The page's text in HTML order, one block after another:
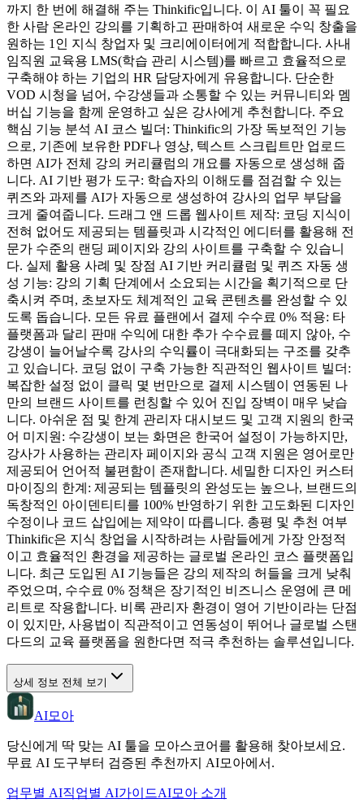
까지 한 번에 해결해 주는 Thinkific입니다. 이 AI 툴이 꼭 필요
한 사람 온라인 강의를 기획하고 판매하여 새로운 수익 창출을
원하는 1인 지식 창업자 및 크리에이터에게 적합합니다. 사내
임직원 교육용 LMS(학습 관리 시스템)를 빠르고 효율적으로
구축해야 하는 기업의 HR 담당자에게 유용합니다. 단순한
VOD 시청을 넘어, 수강생들과 소통할 수 있는 커뮤니티와 멤
버십 기능을 함께 운영하고 싶은 강사에게 추천합니다. 주요
핵심 기능 분석 AI 코스 빌더: Thinkific의 가장 독보적인 기능
으로, 기존에 보유한 PDF나 영상, 텍스트 스크립트만 업로드
하면 AI가 전체 강의 커리큘럼의 개요를 자동으로 생성해 줍
니다. AI 기반 평가 도구: 학습자의 이해도를 점검할 수 있는
퀴즈와 과제를 AI가 자동으로 생성하여 강사의 업무 부담을
크게 줄여줍니다. 드래그 앤 드롭 웹사이트 제작: 코딩 지식이
전혀 없어도 제공되는 템플릿과 시각적인 에디터를 활용해 전
문가 수준의 랜딩 페이지와 강의 사이트를 구축할 수 있습니
다. 실제 활용 사례 및 장점 AI 기반 커리큘럼 및 퀴즈 자동 생
성 기능: 강의 기획 단계에서 소요되는 시간을 획기적으로 단
축시켜 주며, 초보자도 체계적인 교육 콘텐츠를 완성할 수 있
도록 돕습니다. 모든 유료 플랜에서 결제 수수료 0% 적용: 타
플랫폼과 달리 판매 수익에 대한 추가 수수료를 떼지 않아, 수
강생이 늘어날수록 강사의 수익률이 극대화되는 구조를 갖추
고 있습니다. 코딩 없이 구축 가능한 직관적인 웹사이트 빌더:
복잡한 설정 없이 클릭 몇 번만으로 결제 시스템이 연동된 나
만의 브랜드 사이트를 런칭할 수 있어 진입 장벽이 매우 낮습
니다. 아쉬운 점 및 한계 관리자 대시보드 및 고객 지원의 한국
어 미지원: 수강생이 보는 화면은 한국어 설정이 가능하지만,
강사가 사용하는 관리자 페이지와 공식 고객 지원은 영어로만
제공되어 언어적 불편함이 존재합니다. 세밀한 디자인 커스터
마이징의 한계: 제공되는 템플릿의 완성도는 높으나, 브랜드의
독창적인 아이덴티티를 100% 반영하기 위한 고도화된 디자인
수정이나 코드 삽입에는 제약이 따릅니다. 총평 및 추천 여부
Thinkific은 지식 창업을 시작하려는 사람들에게 가장 안정적
이고 효율적인 환경을 제공하는 글로벌 온라인 코스 플랫폼입
니다. 최근 도입된 AI 기능들은 강의 제작의 허들을 크게 낮춰
주었으며, 수수료 0% 정책은 장기적인 비즈니스 운영에 큰 메
리트로 작용합니다. 비록 관리자 환경이 영어 기반이라는 단점
이 있지만, 사용법이 직관적이고 연동성이 뛰어나 글로벌 스탠
다드의 교육 플랫폼을 원한다면 적극 추천하는 솔루션입니다.
상세 정보 전체 보기
AI모아
당신에게 딱 맞는 AI 툴을 모아스코어를 활용해 찾아보세요.
무료 AI 도구부터 검증된 추천까지 AI모아에서.
업무별 AI직업별 AI가이드AI모아 소개